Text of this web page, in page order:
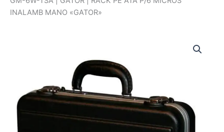
INALAMB MANO «GATOR»
RACK
PE
ATA
P/6